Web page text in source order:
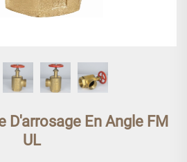
D'arrosage En Angle FM
UL